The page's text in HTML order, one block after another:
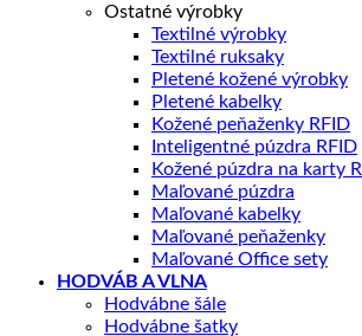
Ostatné výrobky
Textilné výrobky
Textilné ruksaky
Pletené kožené výrobky
Pletené kabelky
Kožené peňaženky RFID
Inteligentné púzdra RFID
Kožené púzdra na karty
Maľované púzdra
Maľované kabelky
Maľované peňaženky
Maľované Office sety
HODVÁB A VLNA
Hodvábne šále
Hodvábne šatky